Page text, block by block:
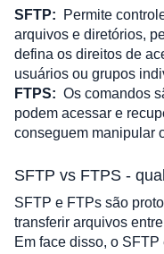
SFTP:
Permite
arquivos e diretórios,
defina os direitos de
usuários ou grupos
FTPS: Os comandos
podem acessar e
conseguem manipular
SFTP vs FTPS -
SFTP e FTPs são
transferir arquivos
Em face disso, o